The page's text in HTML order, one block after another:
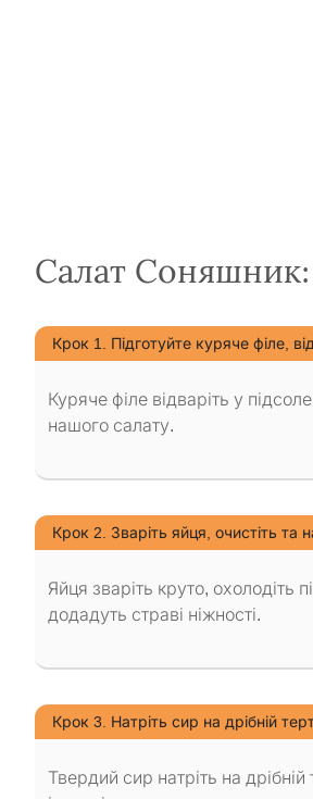
Салат
Крок 1. Підготуйте куряче філе,
Куряче філе відваріть у
нашого салату.
Крок 2. Зваріть яйця, очистіть та
Яйця зваріть круто, охолодіть
додадуть страві ніжності.
Крок 3. Натріть сир на дрібній
Твердий сир натріть на